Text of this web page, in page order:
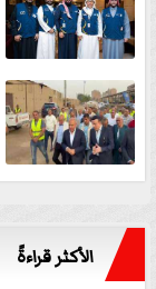
الأكثر قراءةً